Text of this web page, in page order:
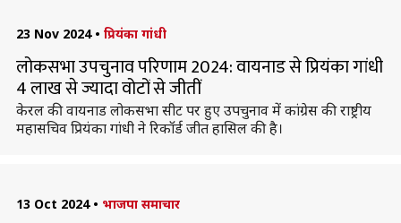
23 Nov 2024 • प्रियंका गांधी
लोकसभा उपचुनाव परिणाम 2024: वायनाड से प्रियंका गांधी
4 लाख से ज्यादा वोटों से जीतीं
केरल की वायनाड लोकसभा सीट पर हुए उपचुनाव में कांग्रेस की राष्ट्रीय
महासचिव प्रियंका गांधी ने रिकॉर्ड जीत हासिल की है।
13 Oct 2024 • भाजपा समाचार